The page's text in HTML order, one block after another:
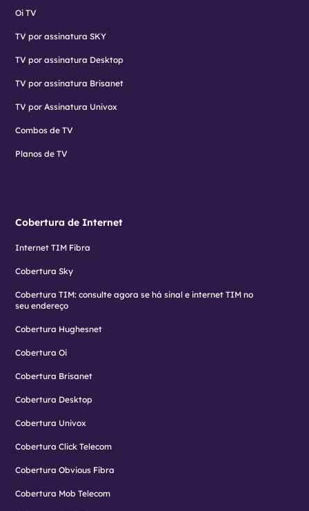
Oi TV
TV por assinatura SKY
TV por assinatura Desktop
TV por assinatura Brisanet
TV por Assinatura Univox
Combos de TV
Planos de TV
Cobertura de Internet
Internet TIM Fibra
Cobertura Sky
Cobertura TIM: consulte agora se há sinal e internet TIM no
seu endereço
Cobertura Hughesnet
Cobertura Oi
Cobertura Brisanet
Cobertura Desktop
Cobertura Univox
Cobertura Click Telecom
Cobertura Obvious Fibra
Cobertura Mob Telecom